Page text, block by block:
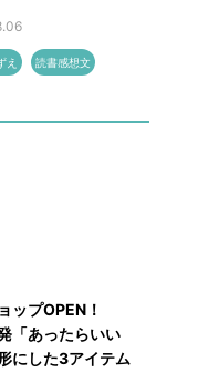
え 読書感想文
ップOPEN！
「あったらいい
にした3アイテム